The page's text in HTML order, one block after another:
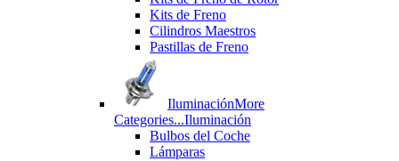
Kits de Freno
Cilindros Maestros
Pastillas de Freno
IluminaciónMore
Categories...Iluminación
Bulbos del Coche
Lámparas